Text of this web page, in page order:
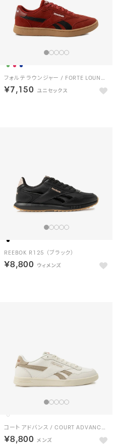
フォルテ ラウンジャー / FORTE LOUNGER （レッド）
￥7,150
REEBOK R125 （ブラック）
￥8,800
コート アドバンス / COURT ADVANCE （チョーク）
￥8,800